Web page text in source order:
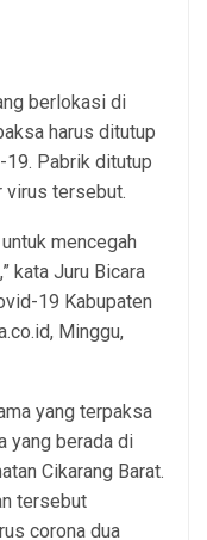
berlokasi di
harus ditutup
19. Pabrik ditutup
virus tersebut.
mencegah
kata Juru Bicara
19 Kabupaten
Minggu,
yang terpaksa
yang berada di
Cikarang Barat.
tersebut
corona dua